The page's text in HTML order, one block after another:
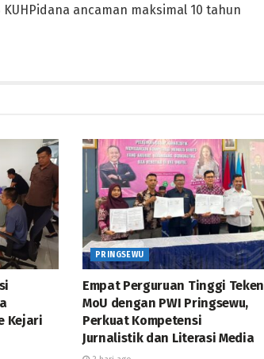
ancaman maksimal 10 tahun
Kejari
PRINGSEWU
Empat Perguruan Tinggi Teken
MoU dengan PWI Pringsewu,
Perkuat Kompetensi
Jurnalistik dan Literasi Media